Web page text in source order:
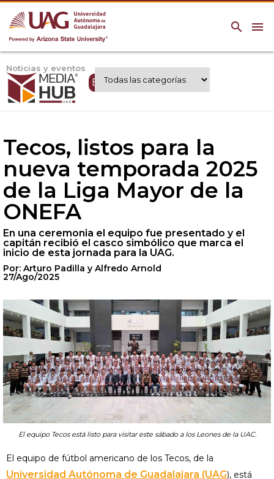
menu
search
Noticias y eventos
Expertos UAG
Tecos, listos para la
nueva temporada 2025
de la Liga Mayor de la
ONEFA
En una ceremonia el equipo fue presentado y el
capitán recibió el casco simbólico que marca el
inicio de esta jornada para la UAG.
Por: Arturo Padilla y Alfredo Arnold
27/Ago/2025
El equipo Tecos está listo para visitar este sábado a los Leones de la UAC.
El equipo de fútbol americano de los Tecos, de la
Universidad Autónoma de Guadalajara (UAG), está